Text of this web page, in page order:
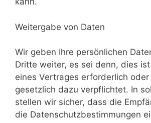
Weitergabe von Daten
Wir geben Ihre persönlichen
Dritte weiter, es sei denn, dies
eines Vertrages erforderlich oder
gesetzlich dazu verpflichtet. In
stellen wir sicher, dass die
die Datenschutzbestimmungen